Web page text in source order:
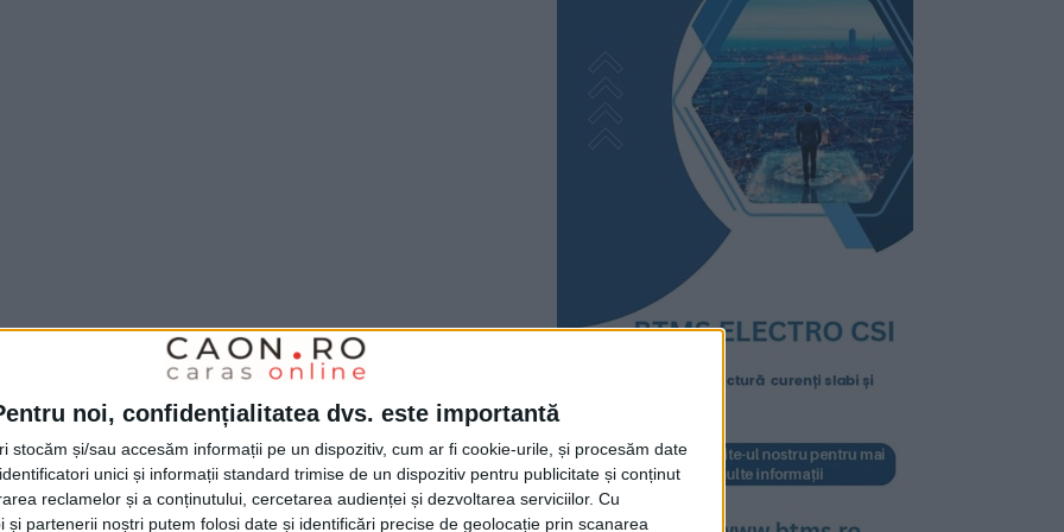
noi, confidențialitatea dvs. este importantă
stocăm și/sau accesăm informații pe un dispozitiv, cum ar fi cookie-urile, și procesăm date
unici și informații standard trimise de un dispozitiv pentru publicitate și conținut
reclamelor și a conținutului, cercetarea audienței și dezvoltarea serviciilor. Cu
și partenerii noștri putem folosi date și identificări precise de geolocație prin scanarea
care va lega, în modpietonalși cu
principale ale orașului:Govândari și
Regional Vest. Valoarea totală a